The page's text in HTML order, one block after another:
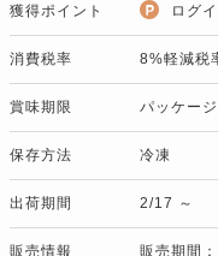
獲得ポイント ログ
消費税率 8%軽減税
賞味期限 パッケー
保存方法 冷凍
出荷期間 2/17 ～
販売情報 販売期間